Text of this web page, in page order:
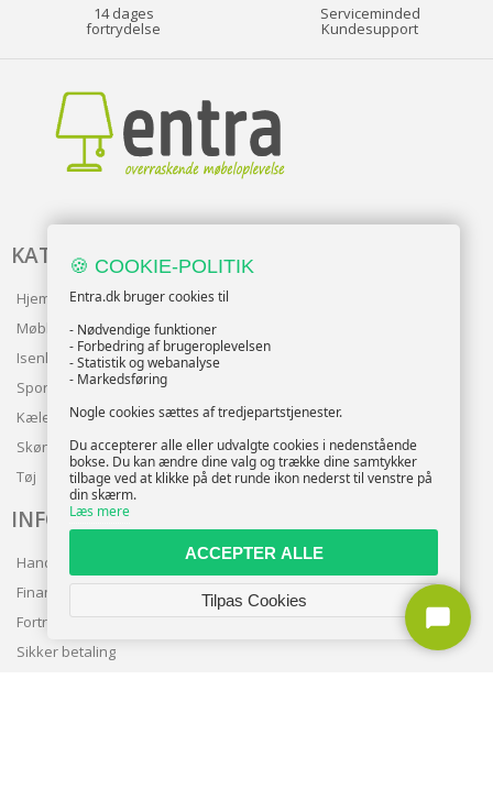
14 dages
fortrydelse
Serviceminded
Kundesupport
KATALOG
Hjem & Have
Møbler
Isenkram
Sport
Kæledyr
Skønhed
Tøj
INFO
Handelsbetingelser
Finansering
Fortrolighedspolitik
Sikker betaling
🍪 COOKIE-POLITIK
Entra.dk bruger cookies til
- Nødvendige funktioner
- Forbedring af brugeroplevelsen
- Statistik og webanalyse
- Markedsføring
Nogle cookies sættes af tredjepartstjenester.
Du accepterer alle eller udvalgte cookies i nedenstående
bokse. Du kan ændre dine valg og trække dine samtykker
tilbage ved at klikke på det runde ikon nederst til venstre på
din skærm.
Læs mere
ACCEPTER ALLE
Tilpas Cookies